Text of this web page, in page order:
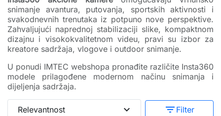
snimanje avantura, putovanja, sportskih aktivnosti i
svakodnevnih trenutaka iz potpuno nove perspektive.
Zahvaljujući naprednoj stabilizaciji slike, kompaktnom
dizajnu i visokokvalitetnom videu, pravi su izbor za
kreatore sadržaja, vlogove i outdoor snimanje.
U ponudi IMTEC webshopa pronađite različite Insta360
modele prilagođene modernom načinu snimanja i
dijeljenja sadržaja.
Relevantnost expand_more filter_list Filter